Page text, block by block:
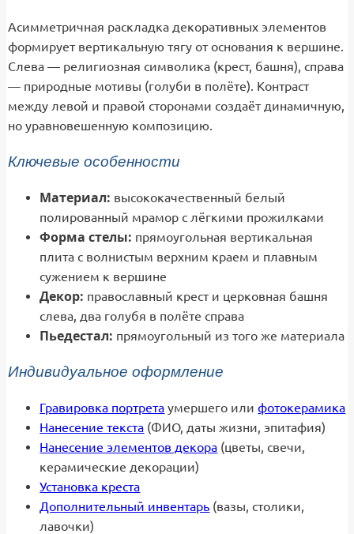
Асимметричная раскладка декоративных элементов
формирует вертикальную тягу от основания к вершине.
Слева — религиозная символика (крест, башня), справа
— природные мотивы (голуби в полёте). Контраст
между левой и правой сторонами создаёт динамичную,
но уравновешенную композицию.
Ключевые особенности
Материал: высококачественный белый
полированный мрамор с лёгкими прожилками
Форма стелы: прямоугольная вертикальная
плита с волнистым верхним краем и плавным
сужением к вершине
Декор: православный крест и церковная башня
слева, два голубя в полёте справа
Пьедестал: прямоугольный из того же материала
Индивидуальное оформление
Гравировка портрета умершего илифотокерамика
Нанесение текста (ФИО, даты жизни, эпитафия)
Нанесение элементов декора (цветы, свечи,
керамические декорации)
Установка креста
Дополнительный инвентарь (вазы, столики,
лавочки)